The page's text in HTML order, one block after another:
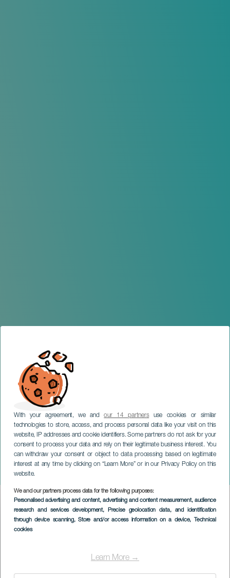
With your agreement, we andour 14 partnersuse cookies or similar
technologies to store, access, and process personal data like your visit on this
website, IP addresses and cookie identifiers. Some partners do not ask for your
consent to process your data and rely on their legitimate business interest. You
can withdraw your consent or object to data processing based on legitimate
interest at any time by clicking on “Learn More” or in our Privacy Policy on this
website.
We and our partners process data for the following purposes:
Personalised advertising and content, advertising and content measurement, audience
research and services development, Precise geolocation data, and identification
through device scanning, Store and/or access information on a device, Technical
cookies
Learn More →
Giornata internazionale
dei bambini
GRAN CANARIA
Imagen
Listado